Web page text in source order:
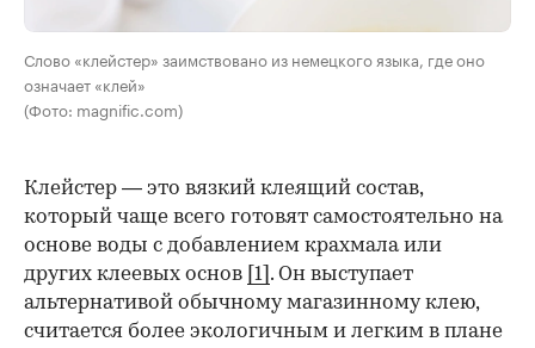
Слово «клейстер» заимствовано из немецкого языка, где оно
означает «клей»
(Фото: magnific.com)
Клейстер — это вязкий клеящий состав,
который чаще всего готовят самостоятельно на
основе воды с добавлением крахмала или
других клеевых основ [1] . Он выступает
альтернативой обычному магазинному клею,
считается более экологичным и легким в плане